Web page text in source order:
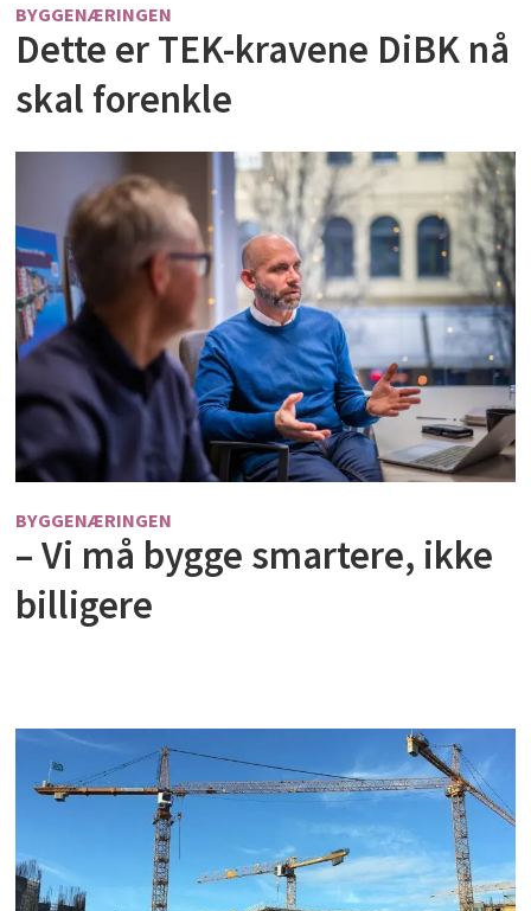
BYGGENÆRINGEN
Dette er TEK-kravene DiBK nå
skal forenkle
BYGGENÆRINGEN
– Vi må bygge smartere, ikke
billigere